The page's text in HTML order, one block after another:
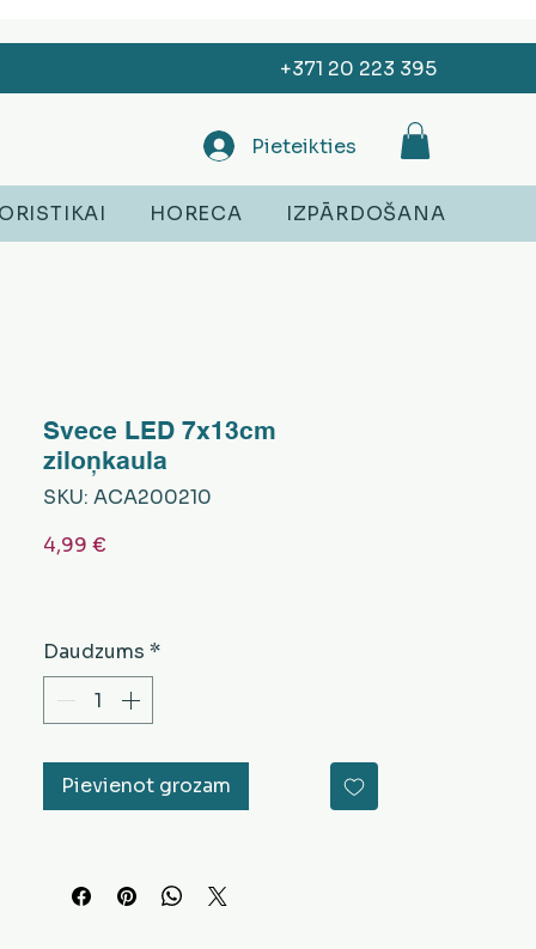
+371 20 223 395
Pieteikties
HORECA IZPĀRDOŠANA
Svece LED 7x13cm
ziloņkaula
SKU: ACA200210
4,99 €
Daudzums *
Pievienot grozam